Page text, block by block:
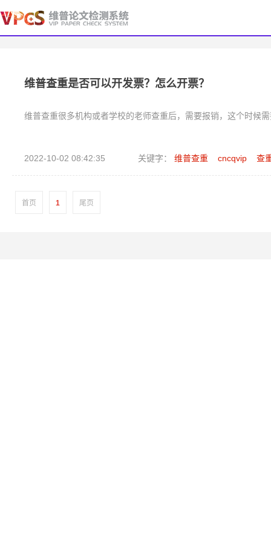
维普查重是否可以开发票？怎么开票？
维普查重很多机构或者学校的老师查重后，需要报销，这个时候
2022-10-02 08:42:35 关键字： 维普查重 cncqvip 查
首页 1 尾页